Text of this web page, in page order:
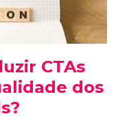
CTAs
dos